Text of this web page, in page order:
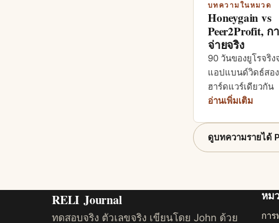
บทความในหมวด
Honeygain vs
Peer2Profit, ก
จ่ายจริง
90 วันของยูโรจริง
แอปแบนด์วิดธ์สอ
ฮาร์ดแวร์เดียวกัน
อ่านเพิ่มเติม
ดูบทความรายได้
RELI Journal
ทดสอบจริง ตัวเลขจริง เขียนโดย John ด้วย
หม
กา